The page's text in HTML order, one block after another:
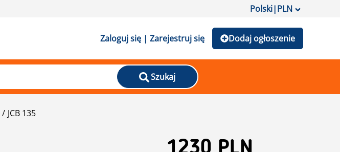
Polski|PLN
Zaloguj się | Zarejestruj się Dodaj ogłoszenie
Szukaj
JCB 135